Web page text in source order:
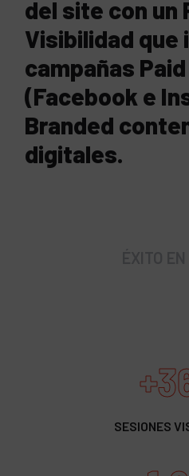
del site con un
Visibilidad que
campañas
(Facebook e
Branded
digitales.
SESIONES